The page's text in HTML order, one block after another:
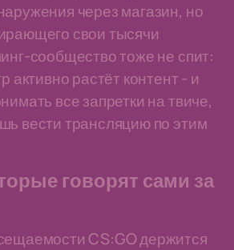
через магазин, но
свои тысячи
сообщество тоже не спит:
активно растёт контент - и
все запретки на твиче,
вести трансляцию по этим
говорят сами за
CS:GO держится